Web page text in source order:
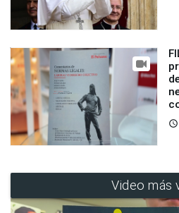
access_time
Video más